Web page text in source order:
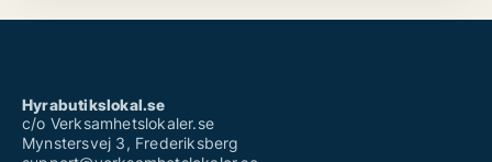
Hyrabutikslokal.se
c/o Verksamhetslokaler.se
Mynstersvej 3, Frederiksberg